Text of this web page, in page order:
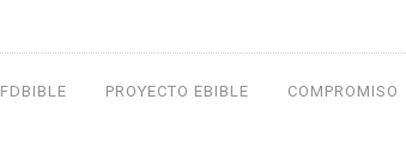
FDBIBLE PROYECTO EBIBLE COMPROMISO